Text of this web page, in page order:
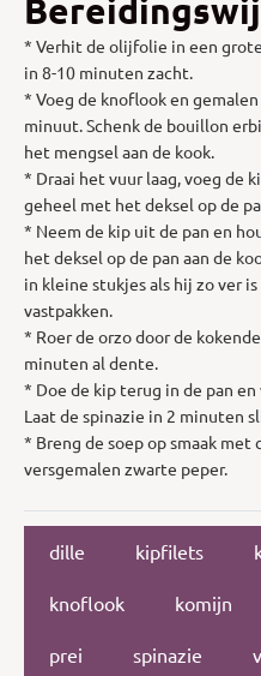
* Verhit de olijfolie in een
in 8-10 minuten zacht.
* Voeg de knoflook en
minuut. Schenk de bouillon
het mengsel aan de kook.
* Draai het vuur laag, voeg de
geheel met het deksel op de
* Neem de kip uit de pan en
het deksel op de pan aan de
in kleine stukjes als hij zo ver
vastpakken.
* Roer de orzo door de
minuten al dente.
* Doe de kip terug in de pan
Laat de spinazie in 2 minuten
* Breng de soep op smaak met
versgemalen zwarte peper.
dille kipfilets
knoflook komijn
prei spinazie